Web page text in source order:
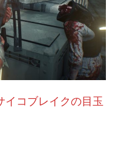
イコブレイクの目玉